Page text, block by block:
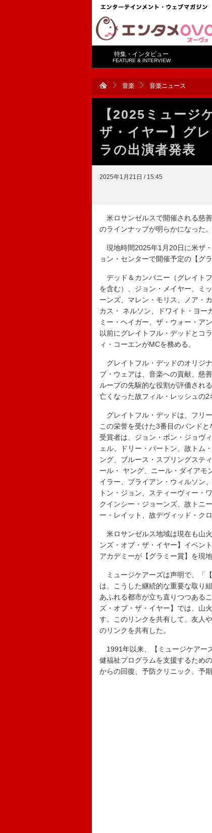
特集・インタビュー
FEATURE & INTERVIEW
音楽 音楽ニュース
【2025ミュージ
ザ・イヤー】グ
ラの出演者発表
2025年1月21日 / 15:45
米ロサンゼルスで開催される慈
のラインナップが明らかになった
現地時間2025年1月20日に米ザ
ョン・センターで開催予定の【グ
デッド＆カンパニー（グレイト
を含む）、ジョン・メイヤー、ミ
ーンズ、マレン・モリス、ノア・
カス・ ネルソン、ドワイト・ヨー
ミー・ヘイガー、ザ・ウォー・ア
以前にグレイトフル・デッドとコ
ィ・コーエンがMCを務める。
グレイトフル・デッドのオリジ
ブ・ウェアは、音楽への貢献、慈
ループの先駆的な役割が評価され
亡くなった故フィル・レッシュの2
グレイトフル・デッドは、フリ
この栄誉を受けた3番目のバンド
受賞者は、ジョン・ボン・ジョヴ
ェル、ドリー・パートン、故トム
ング、ブルース・スプリングステ
ール・ ヤング、ニール・ダイアモ
イラー、ブライアン・ウィルソン
トン・ジョン、スティーヴィー・
クインシー・ジョーンズ、故トニ
ー・レイット、故デヴィッド・ク
米ロサンゼルス地域は現在も山
ンズ・オブ・ザ・イヤー】イベン
アカデミーが【グラミー賞】を現
ミュージケアーズは声明で、「
は、こうした継続的な重要な取り
あふれる都市が立ち直りつつある
ズ・オブ・ザ・イヤー】では、山
す。このリンクを共有して、友人
のリンクを共有した。
1991年以来、【ミュージケアー
健福祉プログラムを支援するため
からの回復、予防クリニック、予